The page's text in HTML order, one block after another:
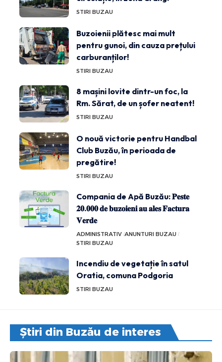
STIRI BUZAU
Buzoienii plătesc mai mult
pentru gunoi, din cauza prețului
carburanților!
STIRI BUZAU
8 mașini lovite dintr-un foc, la
Rm. Sărat, de un șofer neatent!
STIRI BUZAU
O nouă victorie pentru Handbal
Club Buzău, în perioada de
pregătire!
STIRI BUZAU
Compania de Apă Buzău: 𝐏𝐞𝐬𝐭𝐞
𝟐𝟎.𝟎𝟎𝟎 𝐝𝐞 𝐛𝐮𝐳𝐨𝐢𝐞𝐧𝐢 𝐚𝐮 𝐚𝐥𝐞𝐬 𝐅𝐚𝐜𝐭𝐮𝐫𝐚
𝐕𝐞𝐫𝐝𝐞
ADMINISTRATIV ANUNTURI BUZAU
STIRI BUZAU
Incendiu de vegetație în satul
Oratia, comuna Podgoria
STIRI BUZAU
Știri din Buzău de interes